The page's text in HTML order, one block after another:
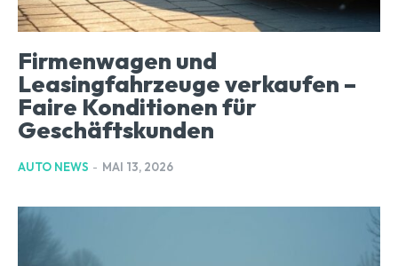
Firmenwagen und
Leasingfahrzeuge verkaufen –
Faire Konditionen für
Geschäftskunden
AUTO NEWS - MAI 13, 2026